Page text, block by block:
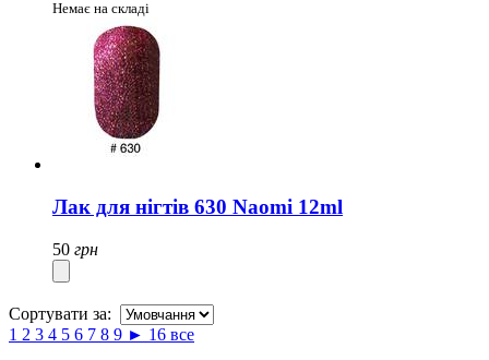
Немає на складі
Лак для нігтів 630 Naomi 12ml
50 грн
Сортувати за:
1 2 3 4 5 6 7 8 9 ► 16 все